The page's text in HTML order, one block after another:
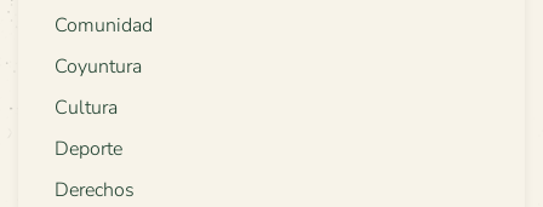
Comunidad
Coyuntura
Cultura
Deporte
Derechos